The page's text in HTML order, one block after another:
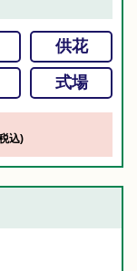
供花
式場
込)